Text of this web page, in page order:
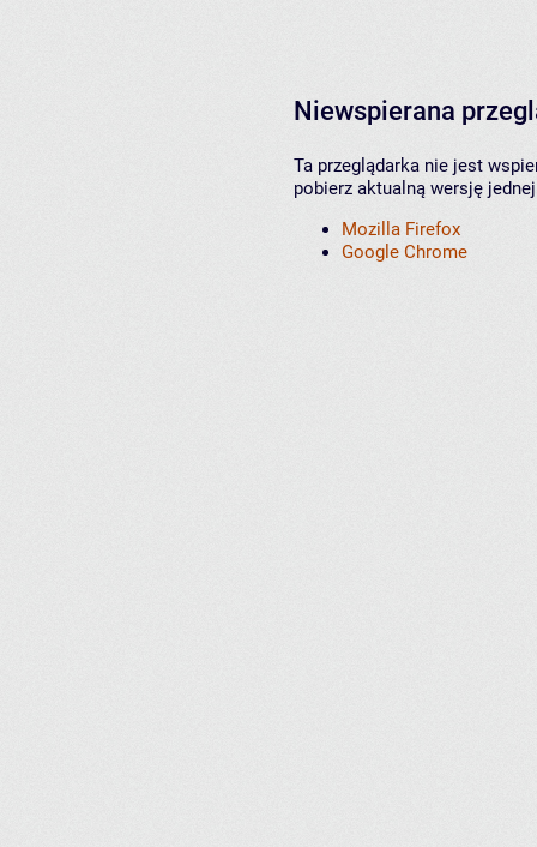
Niewspierana
Ta przeglądarka nie jest
pobierz aktualną wersję
Mozilla Firefox
Google Chrome